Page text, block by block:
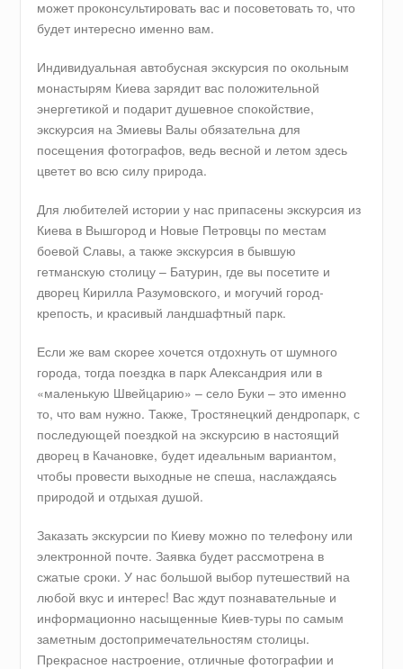
может проконсультировать вас и посоветовать то, что
будет интересно именно вам.
Индивидуальная автобусная экскурсия по окольным
монастырям Киева зарядит вас положительной
энергетикой и подарит душевное спокойствие,
экскурсия на Змиевы Валы обязательна для
посещения фотографов, ведь весной и летом здесь
цветет во всю силу природа.
Для любителей истории у нас припасены экскурсия из
Киева в Вышгород и Новые Петровцы по местам
боевой Славы, а также экскурсия в бывшую
гетманскую столицу – Батурин, где вы посетите и
дворец Кирилла Разумовского, и могучий город-
крепость, и красивый ландшафтный парк.
Если же вам скорее хочется отдохнуть от шумного
города, тогда поездка в парк Александрия или в
«маленькую Швейцарию» – село Буки – это именно
то, что вам нужно. Также, Тростянецкий дендропарк, с
последующей поездкой на экскурсию в настоящий
дворец в Качановке, будет идеальным вариантом,
чтобы провести выходные не спеша, наслаждаясь
природой и отдыхая душой.
Заказать экскурсии по Киеву можно по телефону или
электронной почте. Заявка будет рассмотрена в
сжатые сроки. У нас большой выбор путешествий на
любой вкус и интерес! Вас ждут познавательные и
информационно насыщенные Киев-туры по самым
заметным достопримечательностям столицы.
Прекрасное настроение, отличные фотографии и